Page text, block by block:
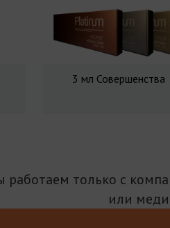
3 мл Совершенства
работаем только с
или